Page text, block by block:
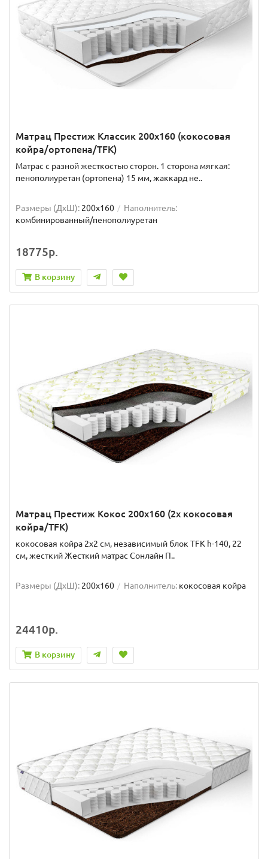
Матрац Престиж Классик 200x160 (кокосовая
койра/ортопена/TFK)
Матрас с разной жесткостью сторон. 1 сторона мягкая:
пенополиуретан (ортопена) 15 мм, жаккард не..
Размеры (ДxШ): 200x160
Наполнитель:
комбинированный/пенополиуретан
18775р.
В корзину
Матрац Престиж Кокос 200x160 (2x кокосовая
койра/TFK)
кокосовая койра 2x2 см, независимый блок TFK h-140, 22
см, жесткий Жесткий матрас Сонлайн П..
Размеры (ДxШ): 200x160 Наполнитель: кокосовая койра
24410р.
В корзину